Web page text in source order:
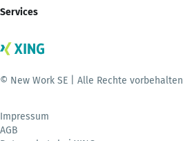
Services
© New Work SE | Alle Rechte vorbehalten
Impressum
AGB